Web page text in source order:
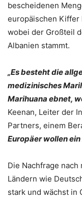
bescheidenen
europäischen Kiffer
wobei der Großteil
Albanien stammt.
„Es besteht die
medizinisches
Marihuana ebnet,
Keenan, Leiter der
Partners, einem
Europäer wollen
Die Nachfrage
Ländern wie
stark und wächst in